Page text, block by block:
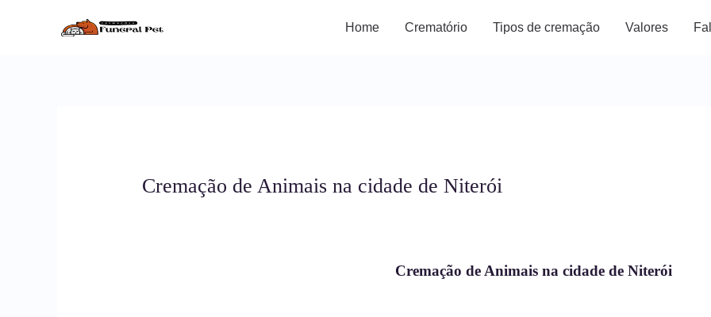
Home Crematório Tipos de cremação Valores
Cremação de Animais na cidade de Niterói
Cremação de Animais na cidade de Niterói